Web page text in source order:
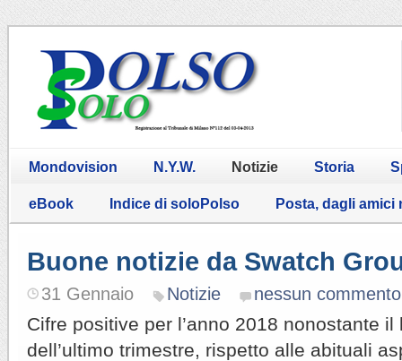
Mondovision N.Y.W. Notizie Storia
eBook Indice di soloPolso Posta, dagli amici
Buone notizie da Swatch
31 Gennaio Notizie nessun commento
Cifre positive per l’anno 2018 nonostante il
dell’ultimo trimestre, rispetto alle abituali